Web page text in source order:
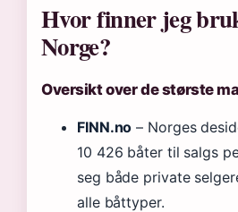
Hvor finner jeg
Norge?
Oversikt over de største
FINN.no – Norges
10 426 båter til salgs
seg både private
alle båttyper.